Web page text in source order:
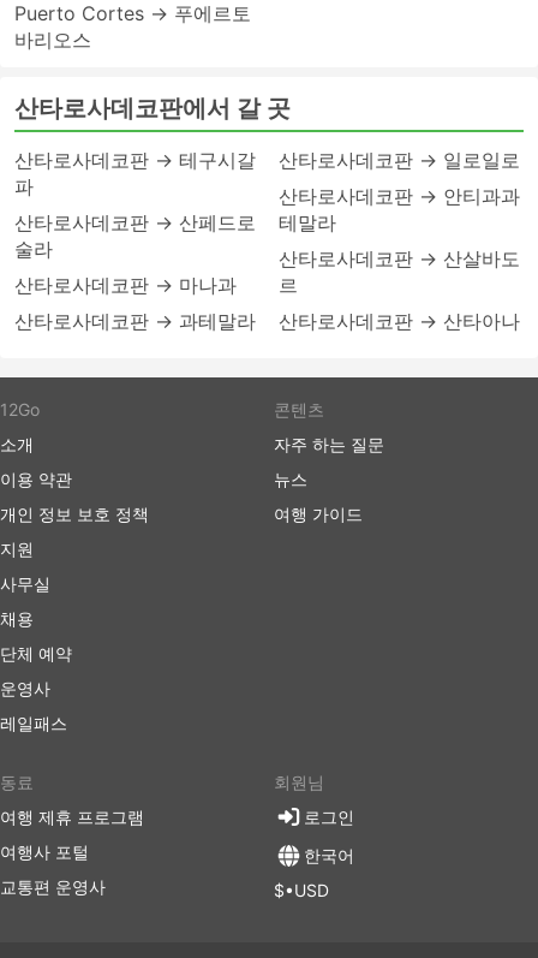
Puerto Cortes → 푸에르토
바리오스
산타로사데코판에서 갈 곳
산타로사데코판 → 테구시갈
파
산타로사데코판 → 산페드로
술라
산타로사데코판 → 마나과
산타로사데코판 → 과테말라
산타로사데코판 → 일로일로
산타로사데코판 → 안티과과
테말라
산타로사데코판 → 산살바도
르
산타로사데코판 → 산타아나
12Go
소개
이용 약관
개인 정보 보호 정책
지원
사무실
채용
단체 예약
운영사
레일패스
콘텐츠
자주 하는 질문
뉴스
여행 가이드
동료
여행 제휴 프로그램
여행사 포털
교통편 운영사
회원님
로그인
한국어
$•USD